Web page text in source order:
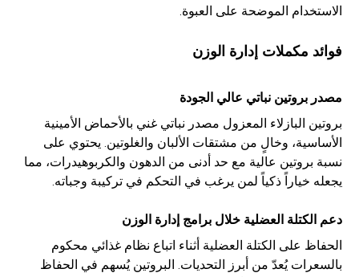
الاستخدام الموضحة على العبوة.
فوائد مكملات إدارة الوزن
مصدر بروتين نباتي عالي الجودة
بروتين البازلاء المعزول مصدر نباتي غني بالأحماض الأمينية
الأساسية، وخالٍ من مشتقات الألبان والغلوتين. يحتوي على
نسبة بروتين عالية مع حد أدنى من الدهون والكربوهيدرات، مما
يجعله خياراً ذكياً لمن يرغب في التحكم في تركيبة وجباته.
دعم الكتلة العضلية خلال برامج إدارة الوزن
الحفاظ على الكتلة العضلية أثناء اتباع نظام غذائي محكوم
بالسعرات يُعدّ من أبرز التحديات. البروتين يُسهم في الحفاظ